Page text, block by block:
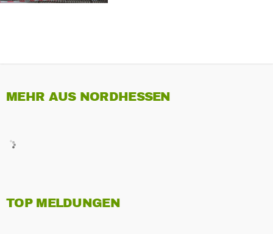
MEHR AUS NORDHESSEN
TOP MELDUNGEN